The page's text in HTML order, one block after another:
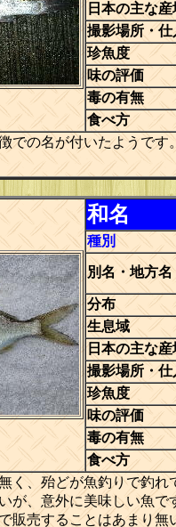
日本の主な産
撮影場所・仕
珍魚度
味の評価
毒の有無
食べ方
での名が付いたようで
和名
種別
別名・地方名
分布
生息域
日本の主な産
撮影場所・仕
珍魚度
味の評価
毒の有無
食べ方
く、殆どが魚釣りで釣れ
が、意外に美味しい魚
販売することはあまり無